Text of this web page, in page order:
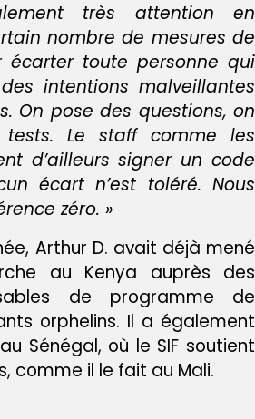
très attention en
nombre de mesures de
écarter toute personne qui
intentions malveillantes
On pose des questions, on
Le staff comme les
d’ailleurs signer un code
écart n’est toléré. Nous
zéro. »
Arthur D. avait déjà mené
au Kenya auprès des
de programme de
orphelins. Il a également
Sénégal, où le SIF soutient
comme il le fait au Mali.